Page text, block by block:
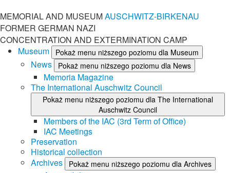
MEMORIAL AND MUSEUMAUSCHWITZ-BIRKENAU
FORMER GERMAN NAZI
CONCENTRATION AND EXTERMINATION CAMP
Museum
Pokaż menu niższego poziomu dla Museum
News Pokaż menu niższego poziomu dla News
Memoria Magazine
The International Auschwitz Council
Pokaż menu niższego poziomu dla The International
Auschwitz Council
Members of the IAC (3rd Term of Office)
IAC Meetings
Preservation
Historical collection
Archives
Pokaż menu niższego poziomu dla Archives